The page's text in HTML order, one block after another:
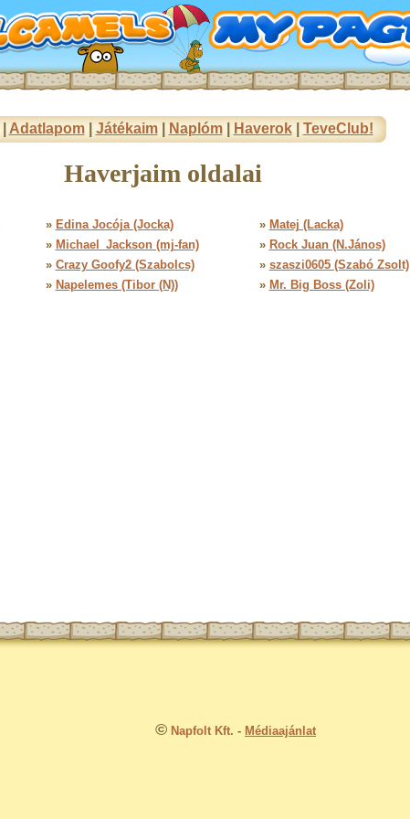
Adatlapom| Játékaim| Naplóm| Haverok| TeveClub!
Haverjaim oldalai
» Edina Jocója (Jocka) » Matej (Lacka)
» Michael_Jackson (mj-fan) » Rock Juan (N.János)
» Crazy Goofy2 (Szabolcs) » szaszi0605 (Szabó Zsolt)
» Napelemes (Tibor (N)) » Mr. Big Boss (Zoli)
© Napfolt Kft. - Médiaajánlat